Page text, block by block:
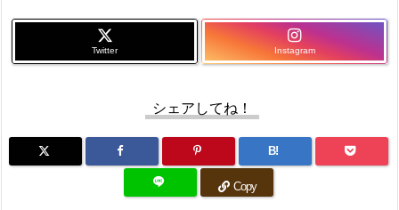
Twitter Instagram
シェアしてね！
B!
Copy